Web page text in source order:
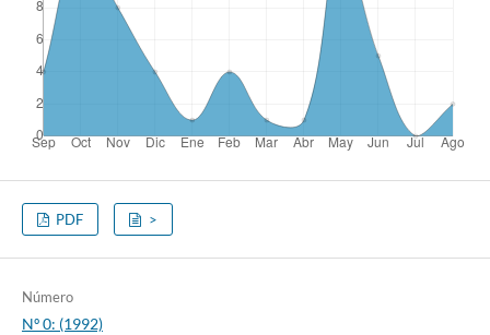
PDF >
Número
Nº 0: (1992)